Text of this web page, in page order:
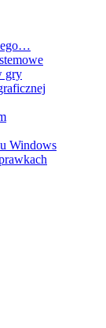
gry
Windows